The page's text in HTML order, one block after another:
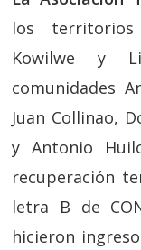
los
Kowilwe y
comunidades
Juan Collinao,
y Antonio
recuperación
letra B de
hicieron